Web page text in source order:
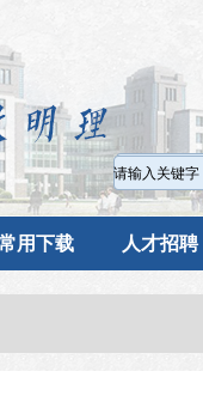
用下载 人才招聘